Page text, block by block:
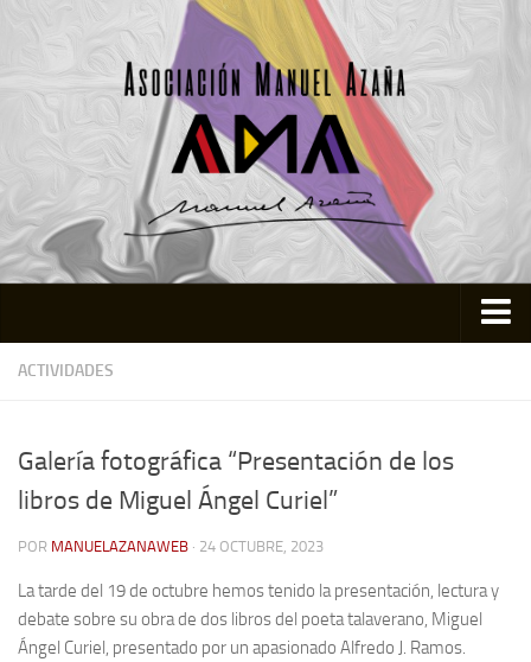
Inicio
Quienes somos
Actividades
Memoria Histórica
Investigación previa de la represión en Talavera de la Reina (1937-
ACTIVIDADES
Galería fotográfica “Presentación de los
libros de Miguel Ángel Curiel”
POR MANUELAZANAWEB · 24 OCTUBRE, 2023
La tarde del 19 de octubre hemos tenido la presentación, lectura y
debate sobre su obra de dos libros del poeta talaverano, Miguel
Ángel Curiel, presentado por un apasionado Alfredo J. Ramos.